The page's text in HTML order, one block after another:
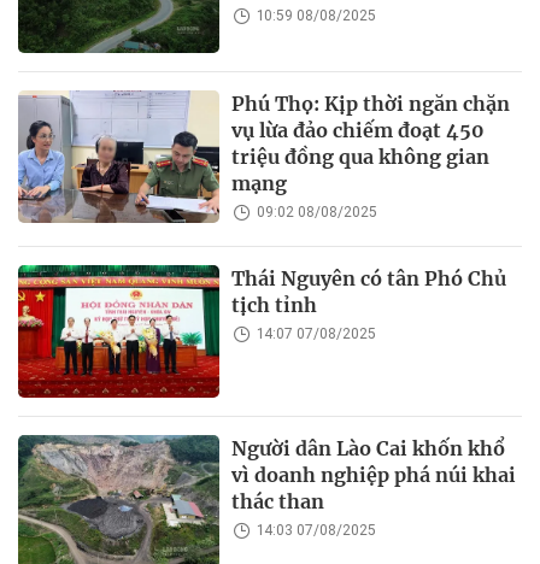
10:59 08/08/2025
Phú Thọ: Kịp thời ngăn chặn
vụ lừa đảo chiếm đoạt 450
triệu đồng qua không gian
mạng
09:02 08/08/2025
Thái Nguyên có tân Phó Chủ
tịch tỉnh
14:07 07/08/2025
Người dân Lào Cai khốn khổ
vì doanh nghiệp phá núi khai
thác than
14:03 07/08/2025